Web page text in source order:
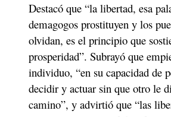
Destacó que “la libertad, esa
demagogos prostituyen y los
olvidan, es el principio que
prosperidad”. Subrayó que
individuo, “en su capacidad de
decidir y actuar sin que otro le
camino”, y advirtió que “las